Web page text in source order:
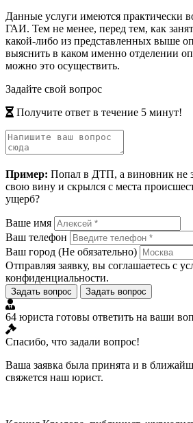
Данные услуги имеются практически
ГАИ. Тем не менее, перед тем, как
какой-либо из представленных выше
выяснить в каком именно отделении
можно это осуществить.
Задайте свой вопрос
Получите ответ в течение 5 минут!
Пример: Попал в ДТП, а виновник не
свою вину и скрылся с места
ущерб?
Ваше имя
Ваш телефон
Ваш город (Не обязательно)
Отправляя заявку, вы соглашаетесь с
конфиденциальности.
Задать вопрос Задать вопрос
64 юриста готовы ответить на ваши
Спасибо, что задали вопрос!
Ваша заявка была принята и в
свяжется наш юрист.